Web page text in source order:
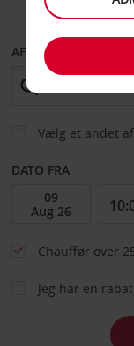
AFHENT FRA
Vælg et andet
DATO FRA
Chauffør over
Jeg har en